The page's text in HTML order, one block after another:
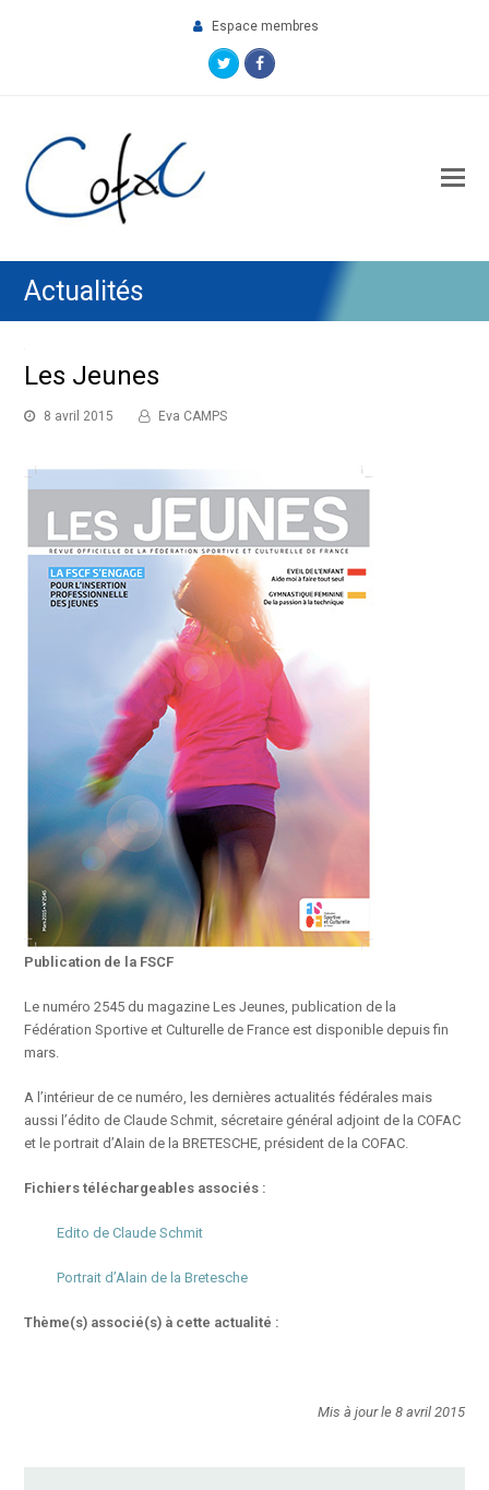
Espace membres
TwitterFacebook
Actualités
Les Jeunes
8 avril 2015 Eva CAMPS
Publication de la FSCF
Le numéro 2545 du magazine Les Jeunes, publication de la
Fédération Sportive et Culturelle de France est disponible depuis fin
mars.
A l’intérieur de ce numéro, les dernières actualités fédérales mais
aussi l’édito de Claude Schmit, sécretaire général adjoint de la COFAC
et le portrait d’Alain de la BRETESCHE, président de la COFAC.
Fichiers téléchargeables associés :
Edito de Claude Schmit
Portrait d’Alain de la Bretesche
Thème(s) associé(s) à cette actualité :
Mis à jour le 8 avril 2015